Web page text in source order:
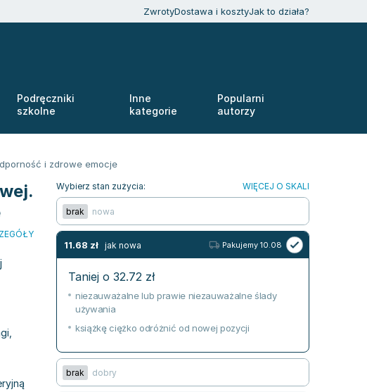
ZwrotyDostawa i kosztyJak to działa?
Podręczniki
szkolne
Inne
kategorie
Popularni
autorzy
i zdrowe emocje
Wybierz stan zużycia: WIĘCEJ O SKALI
brak nowa
11.68 zł jak nowa Pakujemy 10.08
Taniej o 32.72 zł
niezauważalne lub prawie niezauważalne ślady
używania
książkę ciężko odróżnić od nowej pozycji
brak dobry